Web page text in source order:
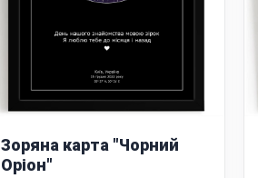
Зоряна карта "Чорний
Оріон"